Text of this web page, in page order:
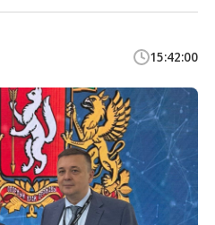
15:42:00